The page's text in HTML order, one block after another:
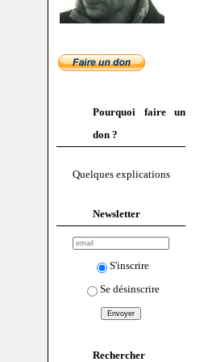
Pourquoi faire un
don ?
Quelques explications
Newsletter
S'inscrire
Se désinscrire
Rechercher